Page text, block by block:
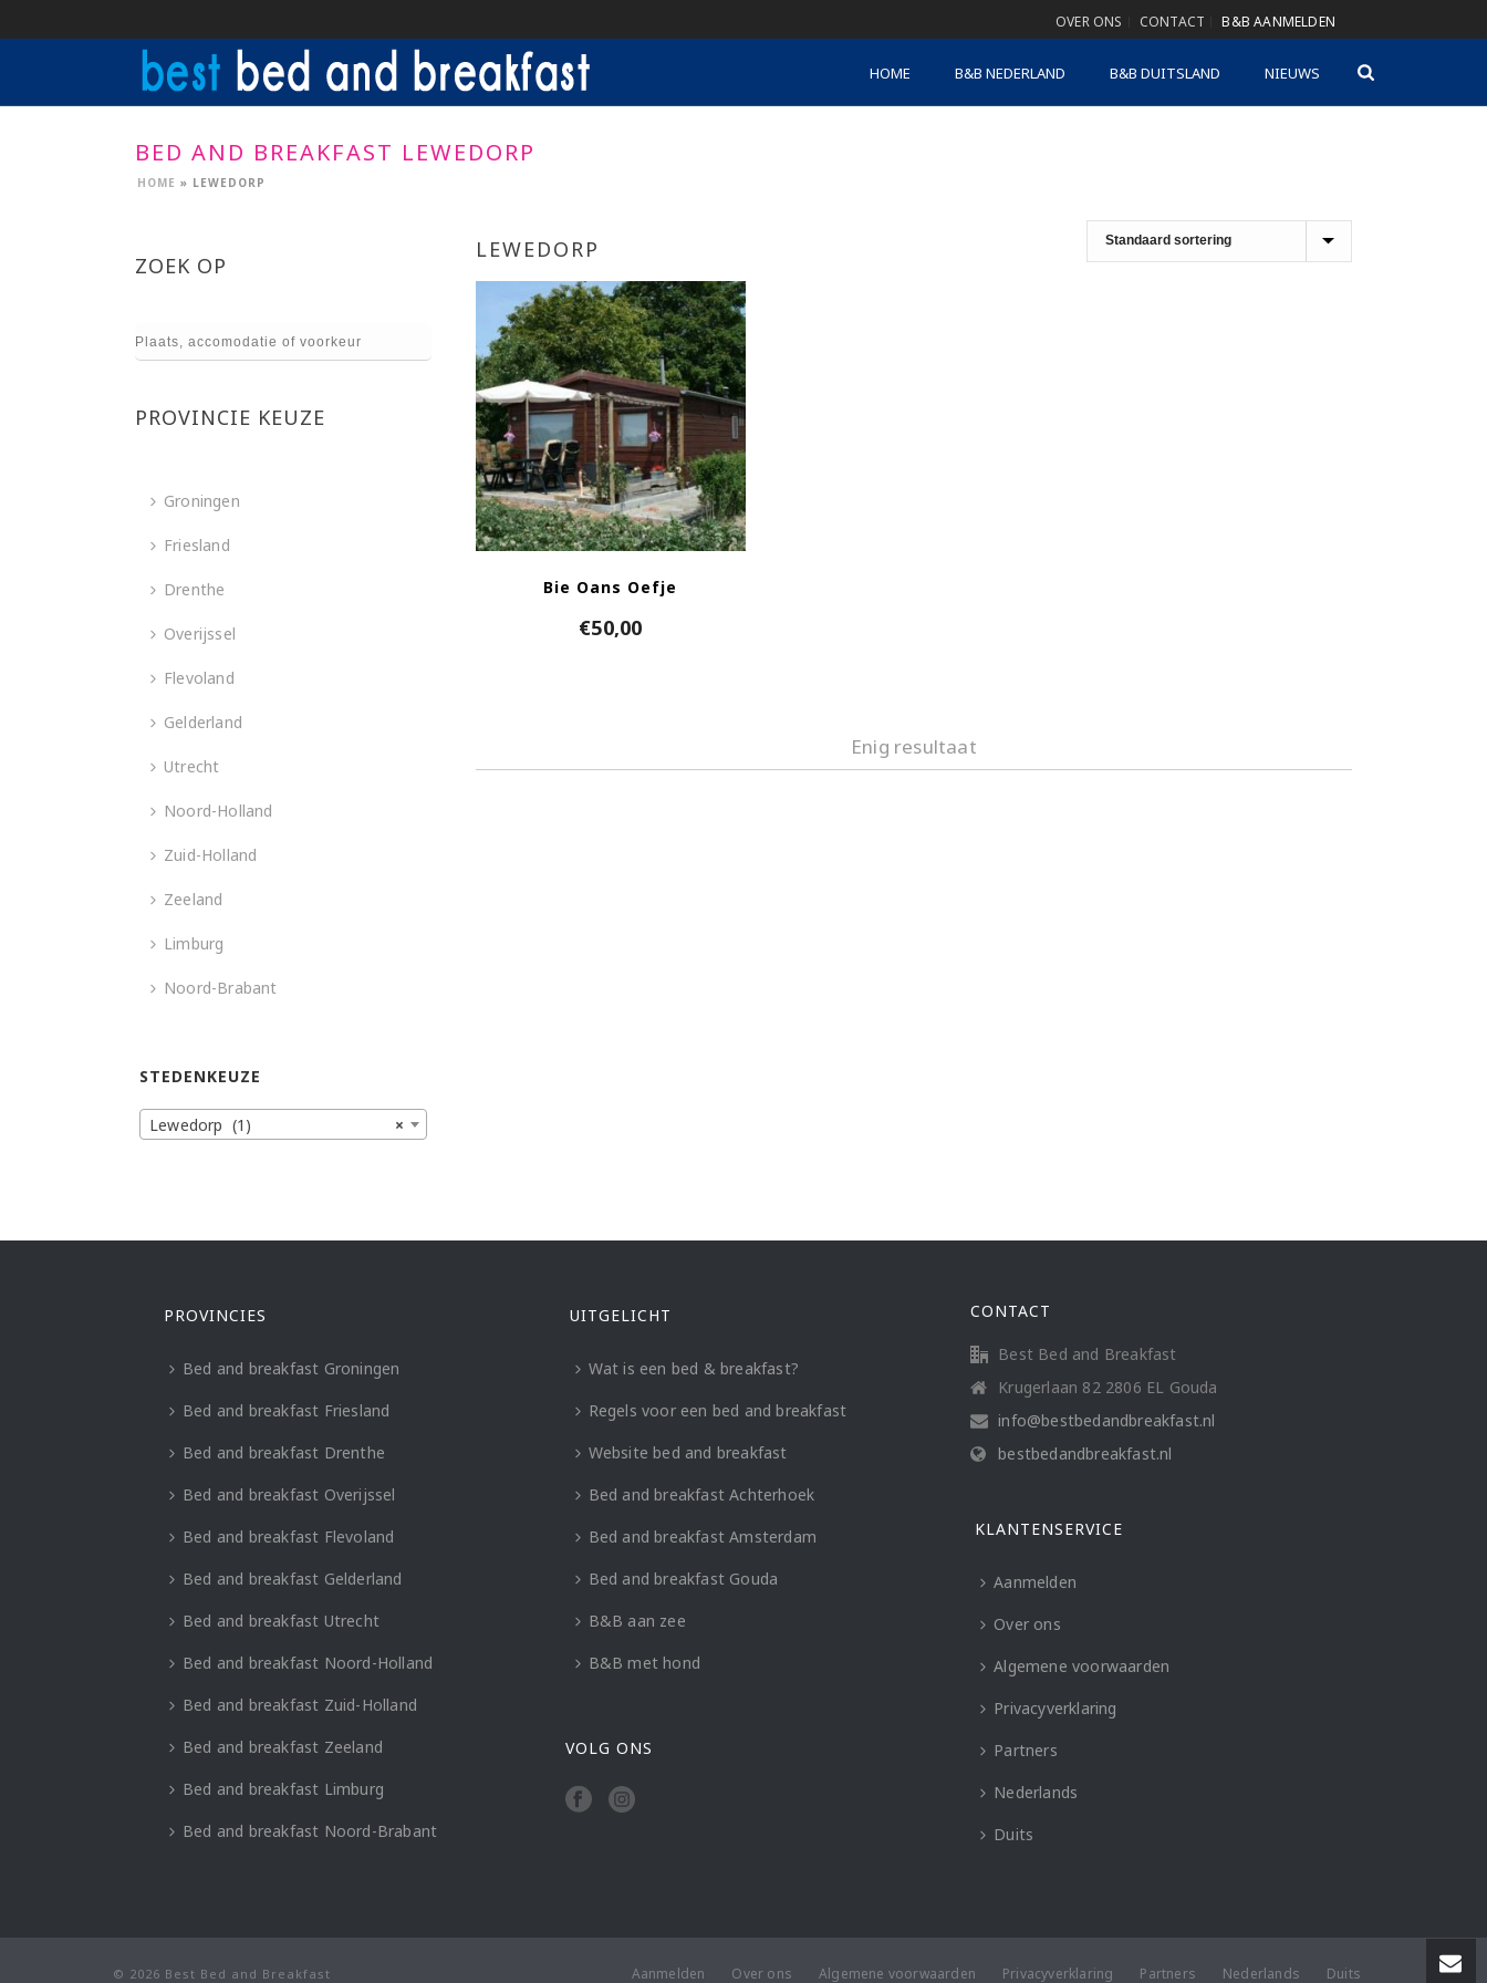
OVER ONS CONTACT B&B AANMELDEN
HOME B&B NEDERLAND B&B DUITSLAND NIEUWS
BED AND BREAKFAST LEWEDORP
HOME » LEWEDORP
LEWEDORP
Bie Oans Oefje
€50,00
Enig resultaat
ZOEK OP
PROVINCIE KEUZE
Groningen
Friesland
Drenthe
Overijssel
Flevoland
Gelderland
Utrecht
Noord-Holland
Zuid-Holland
Zeeland
Limburg
Noord-Brabant
STEDENKEUZE
×
Lewedorp (1)
PROVINCIES
Bed and breakfast Groningen
Bed and breakfast Friesland
Bed and breakfast Drenthe
Bed and breakfast Overijssel
Bed and breakfast Flevoland
Bed and breakfast Gelderland
Bed and breakfast Utrecht
Bed and breakfast Noord-Holland
Bed and breakfast Zuid-Holland
Bed and breakfast Zeeland
Bed and breakfast Limburg
Bed and breakfast Noord-Brabant
UITGELICHT
Wat is een bed & breakfast?
Regels voor een bed and breakfast
Website bed and breakfast
Bed and breakfast Achterhoek
Bed and breakfast Amsterdam
Bed and breakfast Gouda
B&B aan zee
B&B met hond
VOLG ONS
CONTACT
Best Bed and Breakfast
Krugerlaan 82 2806 EL Gouda
info@bestbedandbreakfast.nl
bestbedandbreakfast.nl
KLANTENSERVICE
Aanmelden
Over ons
Algemene voorwaarden
Privacyverklaring
Partners
Nederlands
Duits
© 2026 Best Bed and Breakfast Aanmelden Over ons Algemene voorwaarden Privacyverklaring Partners Nederlands Duits